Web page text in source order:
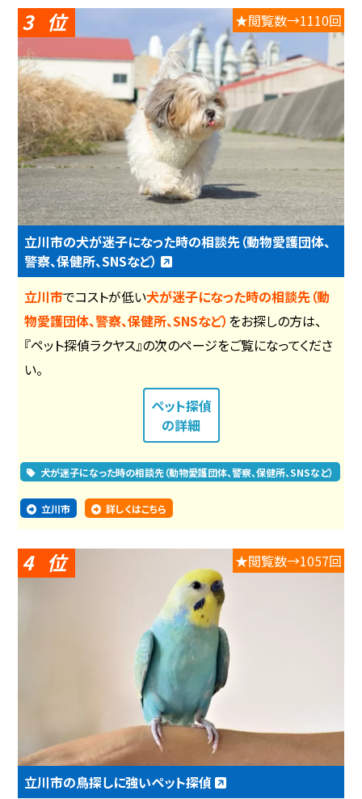
3 ★閲覧数→1110回
立川市の犬が迷子になった時の相談先（動物愛護団体、
警察、保健所、SNSなど）
立川市でコストが低い犬が迷子になった時の相談先（動
物愛護団体、警察、保健所、SNSなど） をお探しの方は、
『ペット探偵ラクヤス』の次のページをご覧になってくださ
い。
ペット探偵
の詳細
犬が迷子になった時の相談先（動物愛護団体、警察、保健所、SNSなど）
立川市 詳しくはこちら
4 ★閲覧数→1057回
立川市の鳥探しに強いペット探偵